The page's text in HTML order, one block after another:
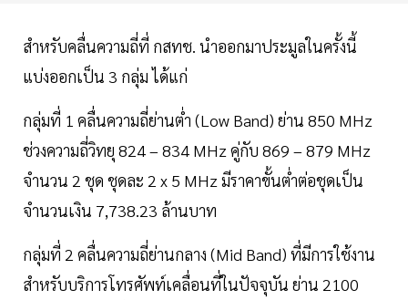
สำหรับคลื่นความถี่ที่ กสทช. นำออกมาประมูลในครั้งนี้
แบ่งออกเป็น 3 กลุ่ม ได้แก่
กลุ่มที่ 1 คลื่นความถี่ย่านต่ำ (Low Band) ย่าน 850 MHz
ช่วงความถี่วิทยุ 824 – 834 MHz คู่กับ 869 – 879 MHz
จำนวน 2 ชุด ชุดละ 2 x 5 MHz มีราคาขั้นต่ำต่อชุดเป็น
จำนวนเงิน 7,738.23 ล้านบาท
กลุ่มที่ 2 คลื่นความถี่ย่านกลาง (Mid Band) ที่มีการใช้งาน
สำหรับบริการโทรศัพท์เคลื่อนที่ในปัจจุบัน ย่าน 2100